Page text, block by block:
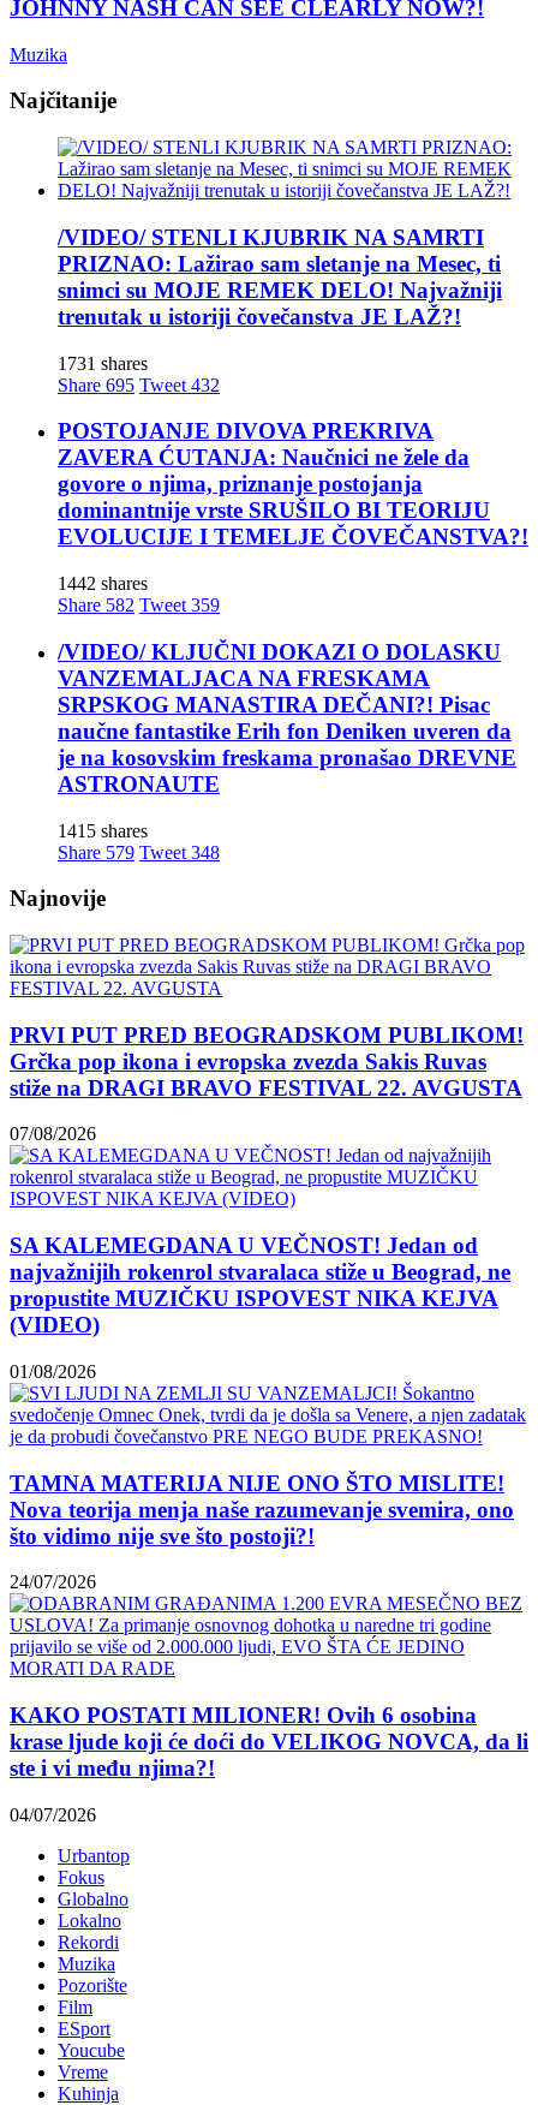
JOHNNY NASH CAN SEE CLEARLY NOW?!
Muzika
Najčitanije
/VIDEO/ STENLI KJUBRIK NA SAMRTI
PRIZNAO: Lažirao sam sletanje na Mesec, ti
snimci su MOJE REMEK DELO! Najvažniji
trenutak u istoriji čovečanstva JE LAŽ?!
1731 shares
Share 695 Tweet 432
POSTOJANJE DIVOVA PREKRIVA
ZAVERA ĆUTANJA: Naučnici ne žele da
govore o njima, priznanje postojanja
dominantnije vrste SRUŠILO BI TEORIJU
EVOLUCIJE I TEMELJE ČOVEČANSTVA?!
1442 shares
Share 582 Tweet 359
/VIDEO/ KLJUČNI DOKAZI O DOLASKU
VANZEMALJACA NA FRESKAMA
SRPSKOG MANASTIRA DEČANI?! Pisac
naučne fantastike Erih fon Deniken uveren da
je na kosovskim freskama pronašao DREVNE
ASTRONAUTE
1415 shares
Share 579 Tweet 348
Najnovije
PRVI PUT PRED BEOGRADSKOM PUBLIKOM!
Grčka pop ikona i evropska zvezda Sakis Ruvas
stiže na DRAGI BRAVO FESTIVAL 22. AVGUSTA
07/08/2026
SA KALEMEGDANA U VEČNOST! Jedan od
najvažnijih rokenrol stvaralaca stiže u Beograd, ne
propustite MUZIČKU ISPOVEST NIKA KEJVA
(VIDEO)
01/08/2026
TAMNA MATERIJA NIJE ONO ŠTO MISLITE!
Nova teorija menja naše razumevanje svemira, ono
što vidimo nije sve što postoji?!
24/07/2026
KAKO POSTATI MILIONER! Ovih 6 osobina
krase ljude koji će doći do VELIKOG NOVCA, da li
ste i vi među njima?!
04/07/2026
Urbantop
Fokus
Globalno
Lokalno
Rekordi
Muzika
Pozorište
Film
ESport
Youcube
Vreme
Kuhinja